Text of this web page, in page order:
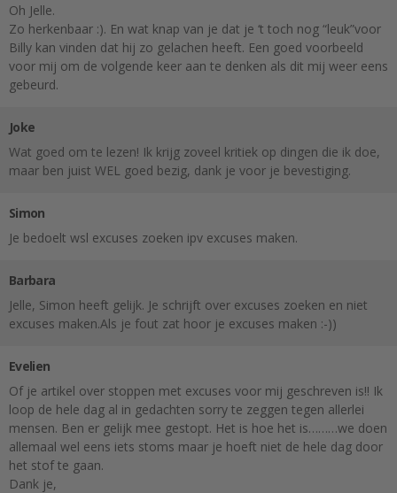
Oh Jelle.
Zo herkenbaar :). En wat knap van je dat je ‘t toch nog “leuk”voor
Billy kan vinden dat hij zo gelachen heeft. Een goed voorbeeld
voor mij om de volgende keer aan te denken als dit mij weer eens
gebeurd.
Joke
Wat goed om te lezen! Ik krijg zoveel kritiek op dingen die ik doe,
maar ben juist WEL goed bezig, dank je voor je bevestiging.
Simon
Je bedoelt wsl excuses zoeken ipv excuses maken.
Barbara
Jelle, Simon heeft gelijk. Je schrijft over excuses zoeken en niet
excuses maken.Als je fout zat hoor je excuses maken :-))
Evelien
Of je artikel over stoppen met excuses voor mij geschreven is!! Ik
loop de hele dag al in gedachten sorry te zeggen tegen allerlei
mensen. Ben er gelijk mee gestopt. Het is hoe het is………we doen
allemaal wel eens iets stoms maar je hoeft niet de hele dag door
het stof te gaan.
Dank je,